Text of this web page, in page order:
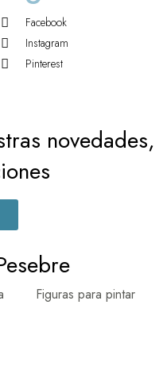
Facebook
Instagram
Pinterest
novedades,
Figuras para pintar